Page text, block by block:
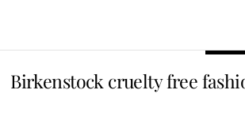
Birkenstock cruelty free